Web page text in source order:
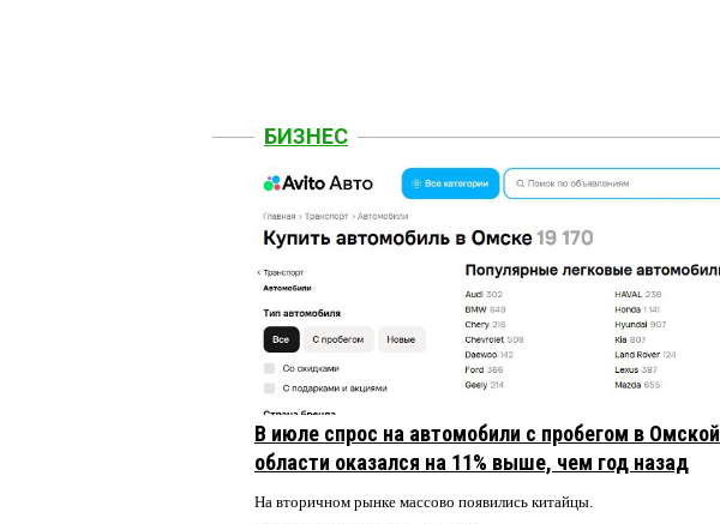
БИЗНЕС
В июле спрос на автомобили с пробегом в Омской
области оказался на 11% выше, чем год назад
На вторичном рынке массово появились китайцы.